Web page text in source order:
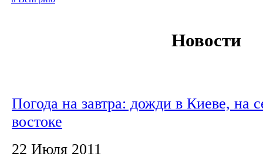
Новости
Погода на завтра: дожди в Киеве, на
востоке
22 Июля 2011